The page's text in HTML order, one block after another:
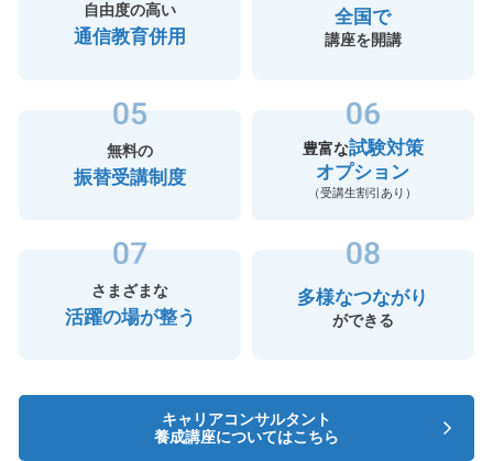
自由度の高い
通信教育併用
全国で
講座を開講
無料の
振替受講制度
豊富な試験対策
オプション
（受講生割引あり）
さまざまな
活躍の場が整う
多様なつながり
ができる
キャリアコンサルタント
養成講座についてはこちら